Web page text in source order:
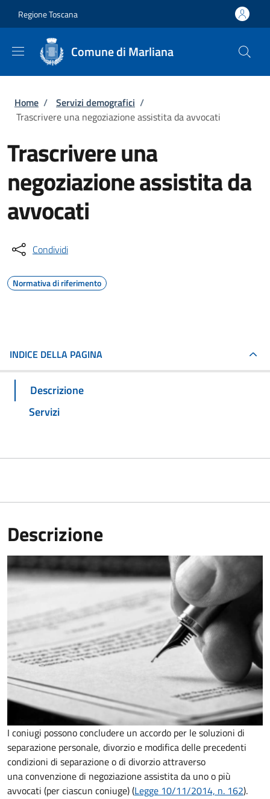
Regione Toscana
Comune di Marliana
Briciole di pane
Home / Servizi demografici /
Trascrivere una negoziazione assistita da avvocati
Trascrivere una
negoziazione assistita da
avvocati
Condividi
Normativa di riferimento
INDICE DELLA PAGINA
Descrizione
Servizi
Descrizione
I coniugi possono concludere un accordo per le soluzioni di
separazione personale, divorzio e modifica delle precedenti
condizioni di separazione o di divorzio attraverso
una convenzione di negoziazione assistita da uno o più
avvocati (per ciascun coniuge) (Legge 10/11/2014, n. 162).